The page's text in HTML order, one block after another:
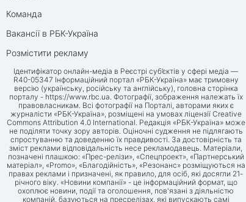
Команда
Вакансії в РБК-Україна
Розмістити рекламу
Ідентифікатор онлайн-медіа в Реєстрі суб’єктів у сфері медіа —
R40-05347 Інформаційний портал «РБК-Україна» має тримовну
версію (українську, російську та англійську), головна сторінка
порталу - https://www.rbc.ua. Фотографії, зображення належать їх
правовласникам. Всі фотографії на Порталі, авторами яких є
журналісти «РБК-Україна», розміщені на умовах ліцензії Creative
Commons Attribution 4.0 International. Редакція «РБК-Україна» може
не поділяти точку зору авторів. Оціночні судження не підлягають
спростуванню та доведенню їх правдивості. За достовірність та
зміст реклами відповідальність несе рекламодавець. Матеріали,
позначені плашкою: «Прес-релізи», «Спецпроект», «Партнерський
матеріал», «Promo», «Благодійність», «Резонанс» розміщуються на
правах реклами і призначені, як правило, для осіб, які досягли 21-
річного віку. «Новини компанії» - це інформаційний формат, що
охоплює новини, події та оголошення, пов'язані з діяльністю
компаній, базуються на пресрелізах, які випускають самі